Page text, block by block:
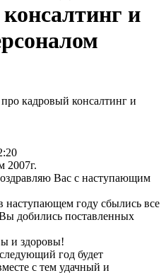
и
кадровый консалтинг и
2007г.
Вас с наступающим
году сбылись все
добились поставленных
и здоровы!
год будет
с тем удачный и